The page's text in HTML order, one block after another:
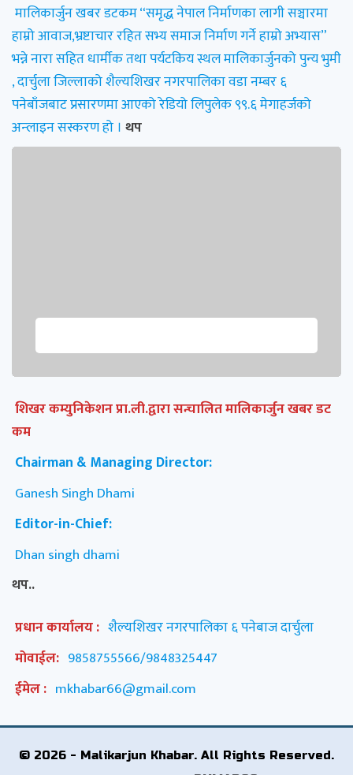
मालिकार्जुन खबर डटकम “समृद्ध नेपाल निर्माणका लागी सञ्चारमा
हाम्रो आवाज,भ्रष्टाचार रहित सभ्य समाज निर्माण गर्ने हाम्रो अभ्यास”
भन्ने नारा सहित धार्मीक तथा पर्यटकिय स्थल मालिकार्जुनको पुन्य भुमी
, दार्चुला जिल्लाको शैल्यशिखर नगरपालिका वडा नम्बर ६
पनेबाँजबाट प्रसारणमा आएको रेडियो लिपुलेक ९९.६ मेगाहर्जको
अन्लाइन सस्करण हो । थप
शिखर कम्युनिकेशन प्रा.ली.द्वारा सन्चालित मालिकार्जुन खबर डट
कम
Chairman & Managing Director:
Ganesh Singh Dhami
Editor-in-Chief:
Dhan singh dhami
थप..
प्रधान कार्यालय : शैल्यशिखर नगरपालिका ६ पनेबाज दार्चुला
मोवाईल: 9858755566/9848325447
ईमेल : mkhabar66@gmail.com
© 2026 - Malikarjun Khabar. All Rights Reserved.